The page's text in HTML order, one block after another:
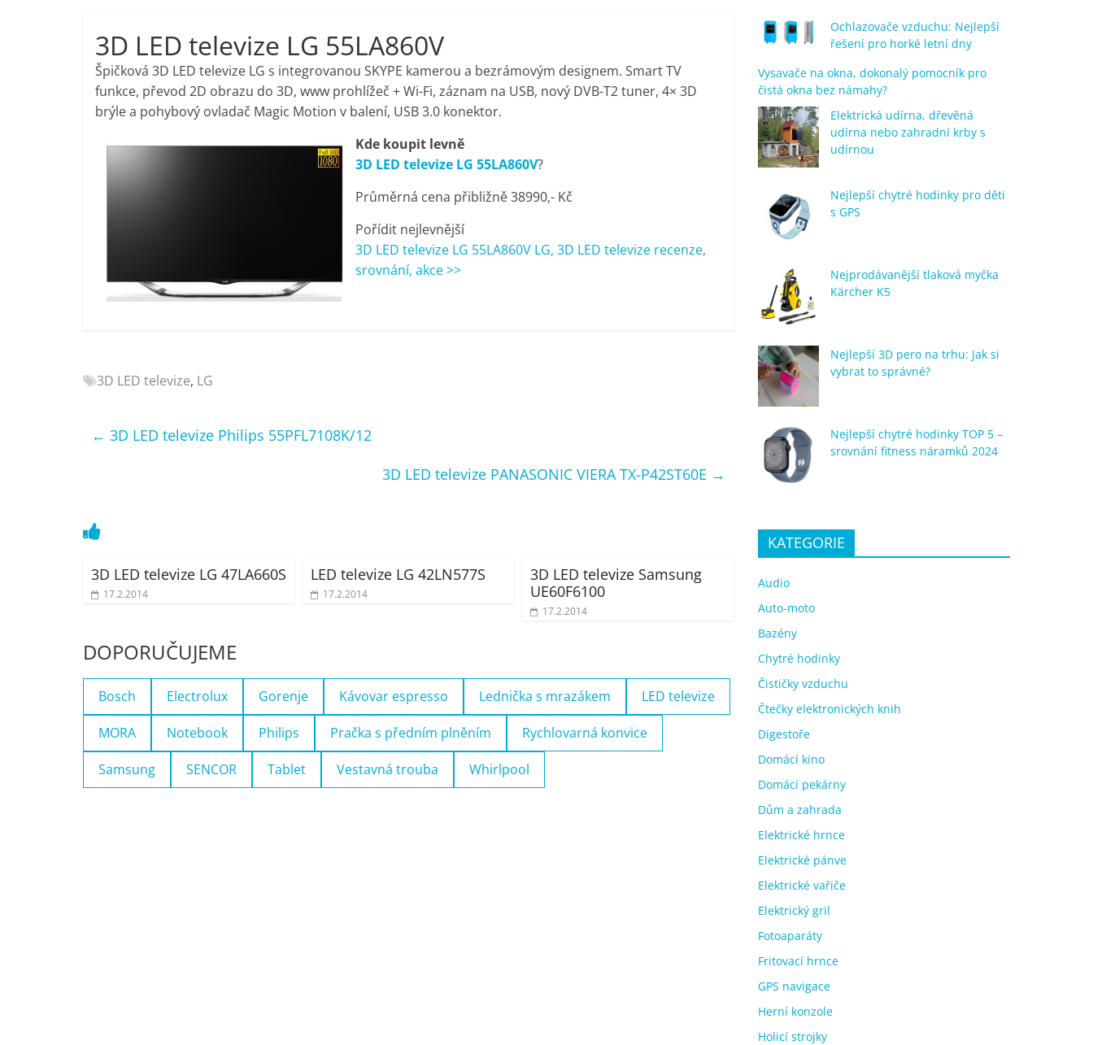
porovnání,
pračky,
televize,
notebooky,
mobilní
kávovary,
Nejlepší
Elektro
televize,
notebooky,
telefony,
kávovary,
3D LED televize LG 55LA860V
Špičková 3D LED televize LG s integrovanou SKYPE kamerou a bezrámovým designem. Smart TV
funkce, převod 2D obrazu do 3D, www prohlížeč + Wi-Fi, záznam na USB, nový DVB-T2 tuner, 4× 3D
brýle a pohybový ovladač Magic Motion v balení, USB 3.0 konektor.
Kde koupit levně
3D LED televize LG 55LA860V?
Průměrná cena přibližně 38990,- Kč
Pořídit nejlevnější
3D LED televize LG 55LA860V LG, 3D LED televize recenze,
srovnání, akce >>
3D LED televize, LG
← 3D LED televize Philips 55PFL7108K/12
3D LED televize PANASONIC VIERA TX-P42ST60E →
3D LED televize LG 47LA660S
17.2.2014
LED televize LG 42LN577S
17.2.2014
3D LED televize Samsung
UE60F6100
17.2.2014
DOPORUČUJEME
Bosch Electrolux Gorenje Kávovar espresso Lednička s mrazákem LED televize
MORA Notebook Philips Pračka s předním plněním Rychlovarná konvice
Samsung SENCOR Tablet Vestavná trouba Whirlpool
Ochlazovače vzduchu: Nejlepší
řešení pro horké letní dny
Vysavače na okna, dokonalý pomocník pro
čistá okna bez námahy?
Elektrická udírna, dřevěná
udírna nebo zahradní krby s
udírnou
Nejlepší chytré hodinky pro děti
s GPS
Nejprodávanější tlaková myčka
Kärcher K5
Nejlepší 3D pero na trhu: Jak si
vybrat to správné?
Nejlepší chytré hodinky TOP 5 –
srovnání fitness náramků 2024
KATEGORIE
Audio
Auto-moto
Bazény
Chytré hodinky
Čističky vzduchu
Čtečky elektronických knih
Digestoře
Domácí kino
Domácí pekárny
Dům a zahrada
Elektrické hrnce
Elektrické pánve
Elektrické vařiče
Elektrický gril
Fotoaparáty
Fritovací hrnce
GPS navigace
Herní konzole
Holicí strojky